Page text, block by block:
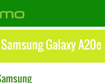
Galaxy A20e